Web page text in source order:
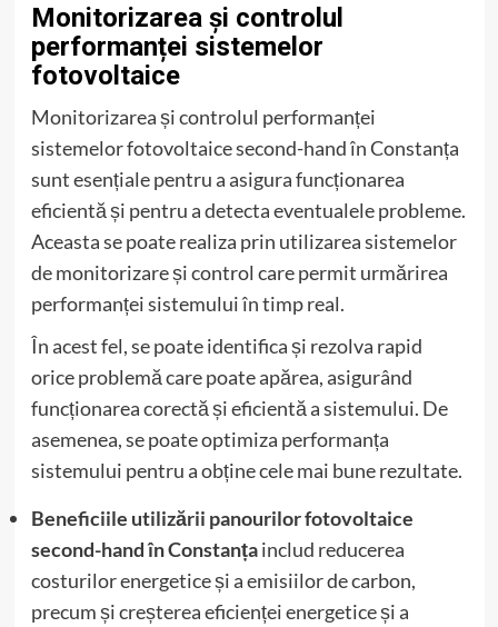
Monitorizarea și controlul
performanței sistemelor
fotovoltaice
Monitorizarea și controlul performanței
sistemelor fotovoltaice second-hand în Constanța
sunt esențiale pentru a asigura funcționarea
eficientă și pentru a detecta eventualele probleme.
Aceasta se poate realiza prin utilizarea sistemelor
de monitorizare și control care permit urmărirea
performanței sistemului în timp real.
În acest fel, se poate identifica și rezolva rapid
orice problemă care poate apărea, asigurând
funcționarea corectă și eficientă a sistemului. De
asemenea, se poate optimiza performanța
sistemului pentru a obține cele mai bune rezultate.
Beneficiile utilizării panourilor fotovoltaice
second-hand în Constanțainclud reducerea
costurilor energetice și a emisiilor de carbon,
precum și creșterea eficienței energetice și a